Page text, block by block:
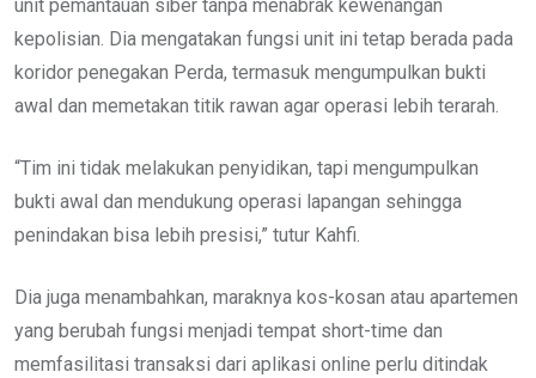
unit pemantauan siber tanpa menabrak kewenangan
kepolisian. Dia mengatakan fungsi unit ini tetap berada pada
koridor penegakan Perda, termasuk mengumpulkan bukti
awal dan memetakan titik rawan agar operasi lebih terarah.
“Tim ini tidak melakukan penyidikan, tapi mengumpulkan
bukti awal dan mendukung operasi lapangan sehingga
penindakan bisa lebih presisi,” tutur Kahfi.
Dia juga menambahkan, maraknya kos-kosan atau apartemen
yang berubah fungsi menjadi tempat short-time dan
memfasilitasi transaksi dari aplikasi online perlu ditindak